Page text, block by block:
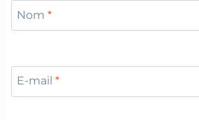
Nom *
E-mail *